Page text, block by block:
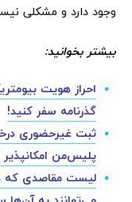
وجود دارد و مشکلی
بیشتر بخوانید:
احراز هویت
گذرنامه سفر کنید!
ثبت غیرحضوری
پلیس‌من
لیست مقاصدی که